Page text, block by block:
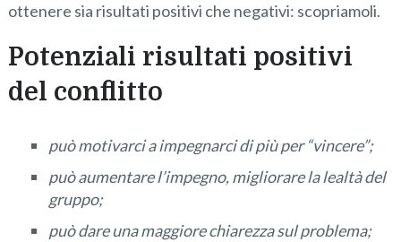
ottenere sia risultati positivi che negativi: scopriamoli.
Potenziali risultati positivi
del conflitto
può motivarci a impegnarci di più per “vincere”;
può aumentare l’impegno, migliorare la lealtà del
gruppo;
può dare una maggiore chiarezza sul problema;